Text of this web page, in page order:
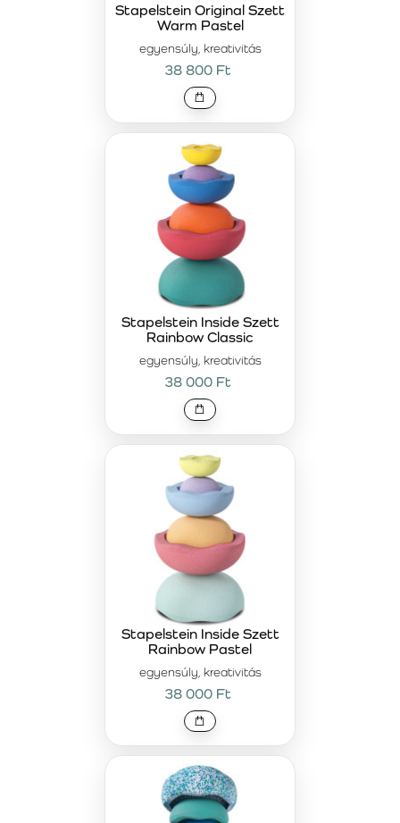
egyensúly, kreativitás
Stapelstein Original Szett
Warm Pastel
38 800 Ft
egyensúly, kreativitás
Stapelstein Inside Szett
Rainbow Classic
38 000 Ft
egyensúly, kreativitás
Stapelstein Inside Szett
Rainbow Pastel
38 000 Ft